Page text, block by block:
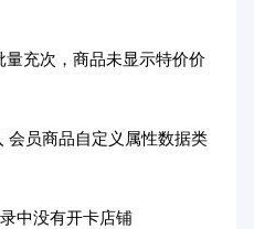
量充次，商品未显示特价价
会员商品自定义属性数据类
中没有开卡店铺